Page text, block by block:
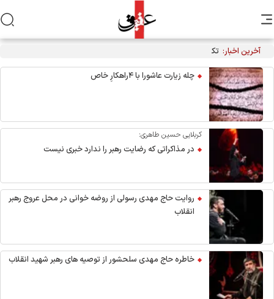
آخرین اخبار: تکذیب نقل قول منتسب به رهبر انقلاب از سوی دفتر معظم‌له
چله زیارت عاشورا با ۴راهکارِ خاص
کربلایی حسین طاهری:
در مذاکراتی که رضایت رهبر را ندارد خبری نیست
روایت حاج مهدی رسولی از روضه خوانی در محل عروج رهبر
انقلاب
خاطره حاج مهدی سلحشور از توصیه های رهبر شهید انقلاب